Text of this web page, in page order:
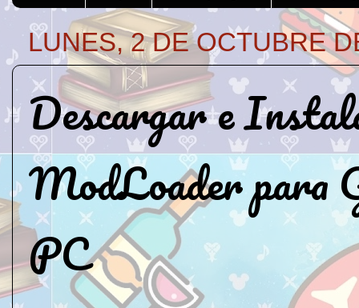
LUNES, 2 DE OCTUBRE
Descargar e
ModLoader para
PC